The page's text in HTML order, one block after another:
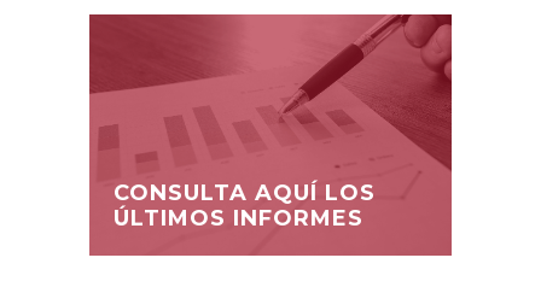
CONSULTA AQUÍ LOS
ÚLTIMOS INFORMES